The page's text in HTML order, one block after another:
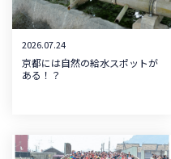
2026.07.24
京都には自然の給水スポットが
ある！？